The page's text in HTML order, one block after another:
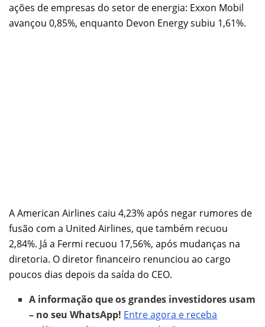
ações de empresas do setor de energia: Exxon Mobil
avançou 0,85%, enquanto Devon Energy subiu 1,61%.
A American Airlines caiu 4,23% após negar rumores de
fusão com a United Airlines, que também recuou
2,84%. Já a Fermi recuou 17,56%, após mudanças na
diretoria. O diretor financeiro renunciou ao cargo
poucos dias depois da saída do CEO.
A informação que os grandes investidores usam
– no seu WhatsApp! Entre agora e receba